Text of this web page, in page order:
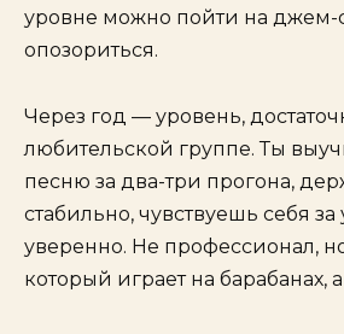
уровне можно пойти на джем-
опозориться.
Через год — уровень,
любительской группе. Ты
песню за два-три прогона,
стабильно, чувствуешь себя за
уверенно. Не профессионал,
который играет на барабанах,